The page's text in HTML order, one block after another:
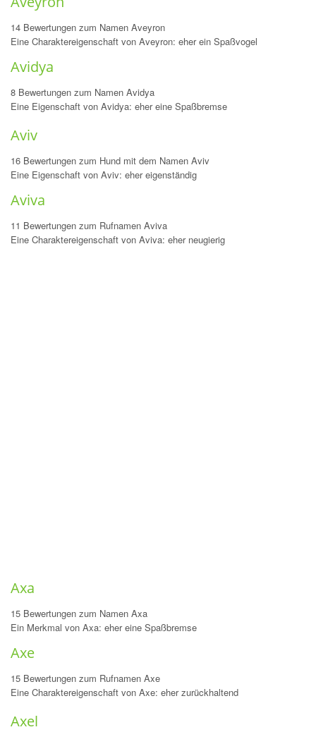
14 Bewertungen zum Namen Aveyron
Eine Charaktereigenschaft von Aveyron: eher ein Spaßvogel
Avidya
8 Bewertungen zum Namen Avidya
Eine Eigenschaft von Avidya: eher eine Spaßbremse
Aviv
16 Bewertungen zum Hund mit dem Namen Aviv
Eine Eigenschaft von Aviv: eher eigenständig
Aviva
11 Bewertungen zum Rufnamen Aviva
Eine Charaktereigenschaft von Aviva: eher neugierig
Axa
15 Bewertungen zum Namen Axa
Ein Merkmal von Axa: eher eine Spaßbremse
Axe
15 Bewertungen zum Rufnamen Axe
Eine Charaktereigenschaft von Axe: eher zurückhaltend
Axel